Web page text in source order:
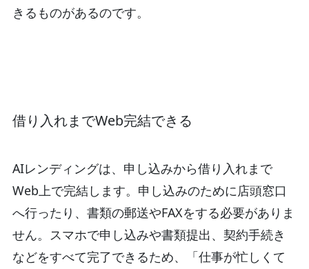
きるものがあるのです。
借り入れまでWeb完結できる
AIレンディングは、申し込みから借り入れまで
Web上で完結します。申し込みのために店頭窓口
へ行ったり、書類の郵送やFAXをする必要がありま
せん。スマホで申し込みや書類提出、契約手続き
などをすべて完了できるため、「仕事が忙しくて